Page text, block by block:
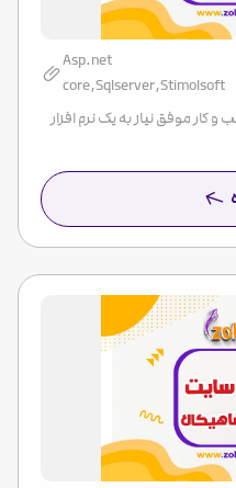
Asp.net
core,Sqlserver,Stimolsoft
موفق نیاز به یک نرم افزار